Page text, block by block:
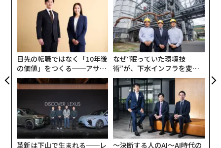
目先の転職ではなく「10年後
の価値」をつくる──アサイ
ンの長期伴走型支援とは
なぜ“眠っていた環境技
術”が、下水インフラを変え
たのか──産総研×月島JFE
アクアソリューションの10年
革新は下山で生まれる──レ
〜決断する人のAI〜AI時代の